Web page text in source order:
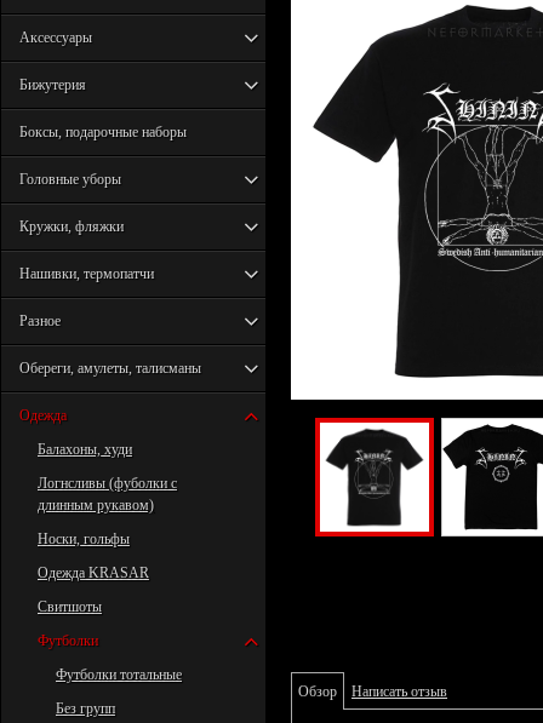
Аксессуары
Бижутерия
Боксы, подарочные наборы
Головные уборы
Кружки, фляжки
Нашивки, термопатчи
Разное
Обереги, амулеты, талисманы
Одежда
Балахоны, худи
Логнсливы (фуболки с
длинным рукавом)
Носки, гольфы
Одежда KRASAR
Свитшоты
Футболки
Футболки тотальные
Без групп
Обзор Написать отзыв